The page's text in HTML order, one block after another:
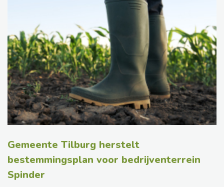
Gemeente Tilburg herstelt
bestemmingsplan voor bedrijventerrein
Spinder